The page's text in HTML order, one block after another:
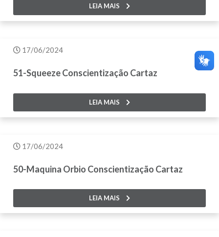
LEIA MAIS
17/06/2024
51-Squeeze Conscientização Cartaz
LEIA MAIS
17/06/2024
50-Maquina Orbio Conscientização Cartaz
LEIA MAIS